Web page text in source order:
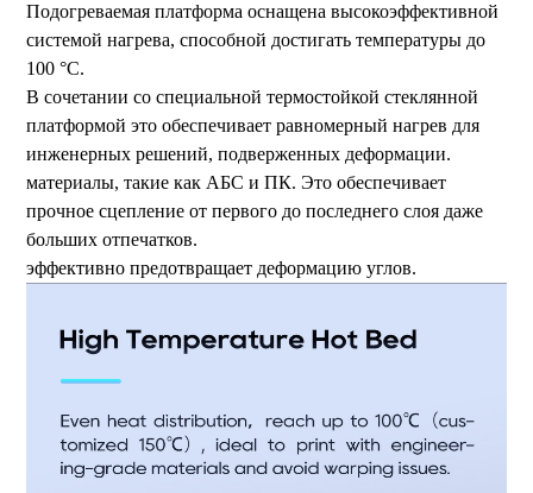
Подогреваемая платформа оснащена высокоэффективной
системой нагрева, способной достигать температуры до
100 °C.
В сочетании со специальной термостойкой стеклянной
платформой это обеспечивает равномерный нагрев для
инженерных решений, подверженных деформации.
материалы, такие как АБС и ПК. Это обеспечивает
прочное сцепление от первого до последнего слоя даже
больших отпечатков.
эффективно предотвращает деформацию углов.